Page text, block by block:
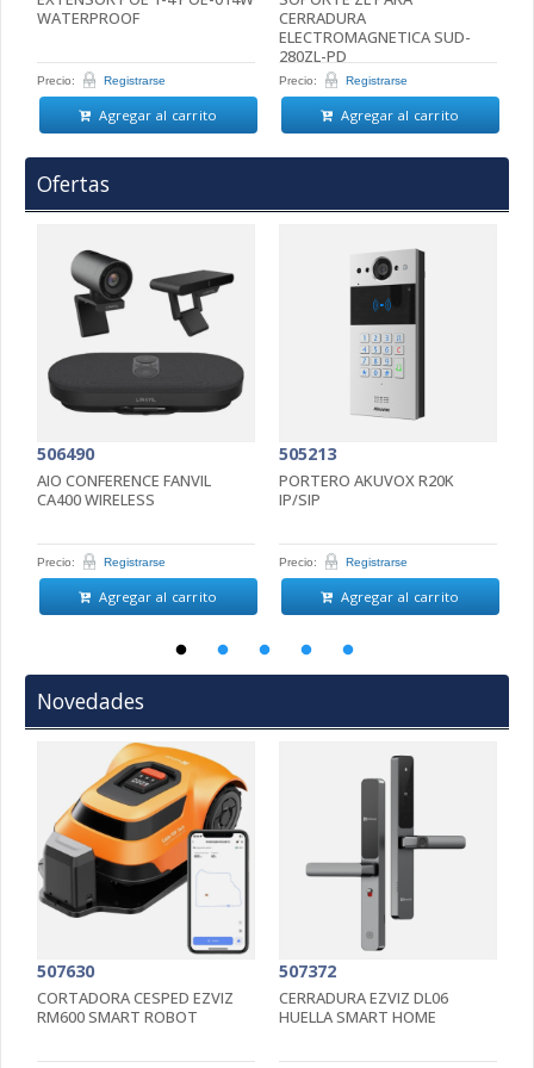
WATERPROOF
Precio: Registrarse
Agregar al carrito
CERRADURA
ELECTROMAGNETICA SUD-
280ZL-PD
Precio: Registrarse
Agregar al carrito
Ofertas
506490
AIO CONFERENCE FANVIL
CA400 WIRELESS
Precio: Registrarse
Agregar al carrito
505213
PORTERO AKUVOX R20K
IP/SIP
Precio: Registrarse
Agregar al carrito
Novedades
507630
CORTADORA CESPED EZVIZ
RM600 SMART ROBOT
507372
CERRADURA EZVIZ DL06
HUELLA SMART HOME